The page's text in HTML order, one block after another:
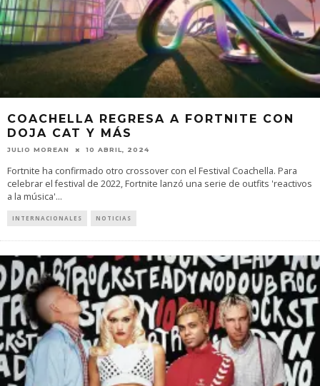
COACHELLA REGRESA A FORTNITE CON
DOJA CAT Y MÁS
JULIO MOREAN 10 ABRIL, 2024
Fortnite ha confirmado otro crossover con el Festival Coachella. Para
celebrar el festival de 2022, Fortnite lanzó una serie de outfits 'reactivos
a la música'...
INTERNACIONALES NOTICIAS